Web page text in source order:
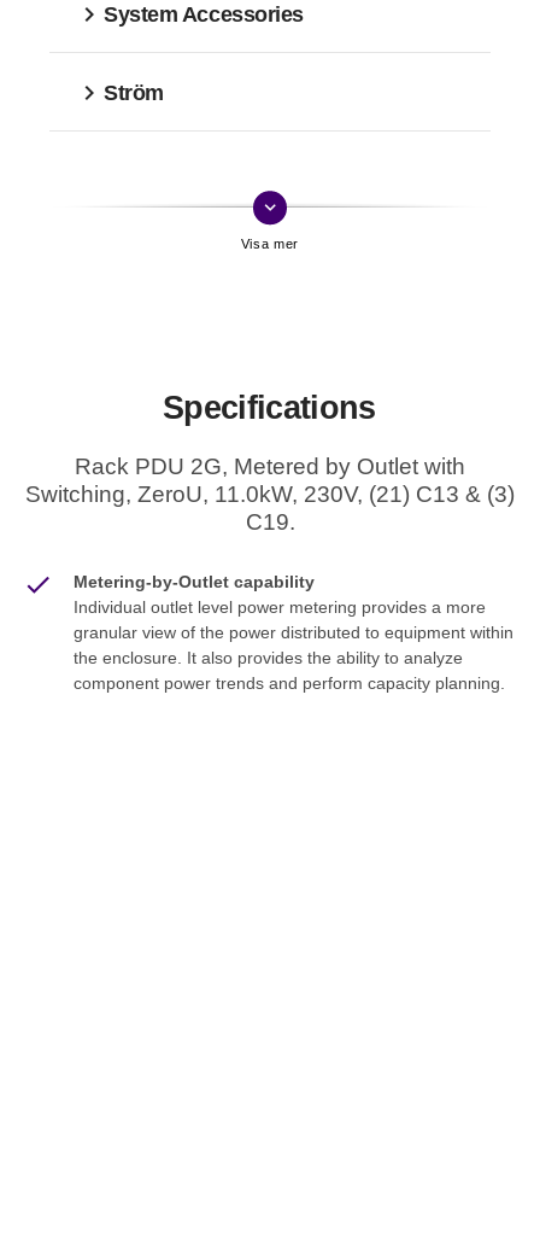
keyboard_arrow_down
System Accessories
Ström
Specifications
Rack PDU 2G, Metered by Outlet with
Switching, ZeroU, 11.0kW, 230V, (21) C13 & (3)
C19.
Metering-by-Outlet capability
Individual outlet level power metering provides a more
granular view of the power distributed to equipment within
the enclosure. It also provides the ability to analyze
component power trends and perform capacity planning.